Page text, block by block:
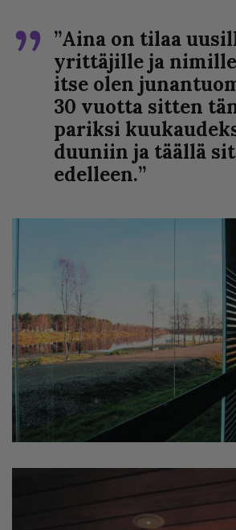
”Aina on tilaa
yrittäjille ja
itse olen
30 vuotta sitten
pariksi
duuniin ja täällä
edelleen.”